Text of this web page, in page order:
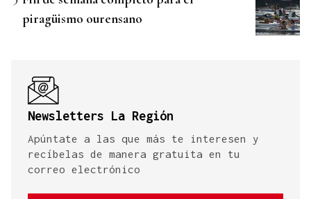
piragüismo ourensano
Newsletters La Región
Apúntate a las que más te interesen y
recíbelas de manera gratuita en tu
correo electrónico